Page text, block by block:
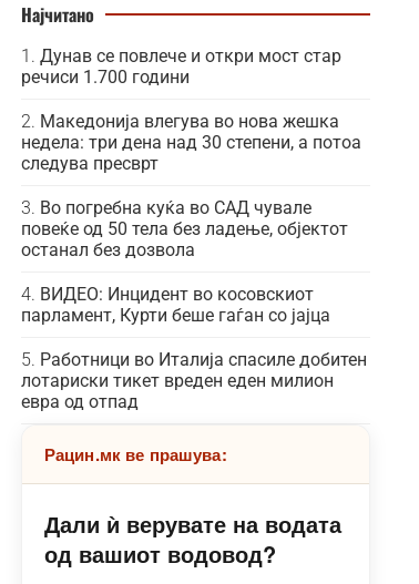
Најчитано
Дунав се повлече и откри мост стар
речиси 1.700 години
Македонија влегува во нова жешка
недела: три дена над 30 степени, а потоа
следува пресврт
Во погребна куќа во САД чувале
повеќе од 50 тела без ладење, објектот
останал без дозвола
ВИДЕО: Инцидент во косовскиот
парламент, Курти беше гаѓан со јајца
Работници во Италија спасиле добитен
лотариски тикет вреден еден милион
евра од отпад
Рацин.мк ве прашува:
Дали ѝ верувате на водата
од вашиот водовод?